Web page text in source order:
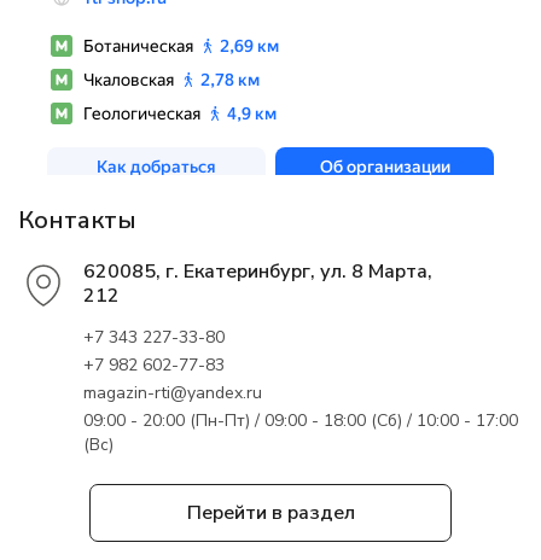
Перейти в раздел
Контакты
620085, г. Екатеринбург, ул. 8 Марта,
212
+7 343 227-33-80
+7 982 602-77-83
magazin-rti@yandex.ru
09:00 - 20:00 (Пн-Пт) / 09:00 - 18:00 (Сб) / 10:00 - 17:00
(Вс)